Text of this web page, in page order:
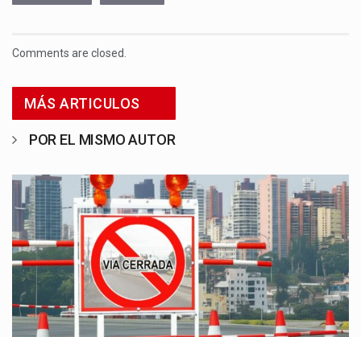
Comments are closed.
MÁS ARTICULOS
POR EL MISMO AUTOR